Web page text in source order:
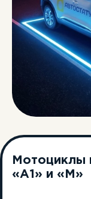
Мотоциклы
«A1» и «M»